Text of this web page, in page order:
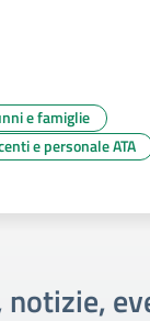
e famiglie
e personale ATA
notizie,